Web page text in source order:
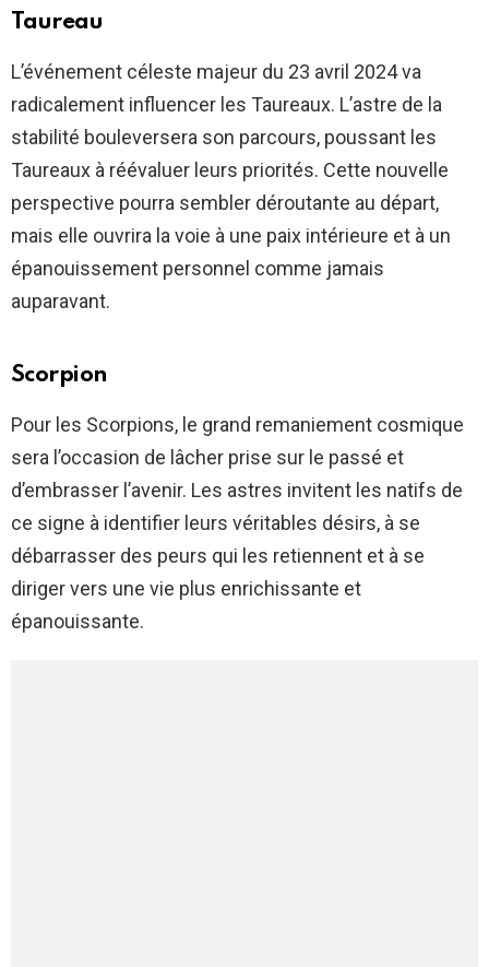
Taureau
L’événement céleste majeur du 23 avril 2024 va
radicalement influencer les Taureaux. L’astre de la
stabilité bouleversera son parcours, poussant les
Taureaux à réévaluer leurs priorités. Cette nouvelle
perspective pourra sembler déroutante au départ,
mais elle ouvrira la voie à une paix intérieure et à un
épanouissement personnel comme jamais
auparavant.
Scorpion
Pour les Scorpions, le grand remaniement cosmique
sera l’occasion de lâcher prise sur le passé et
d’embrasser l’avenir. Les astres invitent les natifs de
ce signe à identifier leurs véritables désirs, à se
débarrasser des peurs qui les retiennent et à se
diriger vers une vie plus enrichissante et
épanouissante.